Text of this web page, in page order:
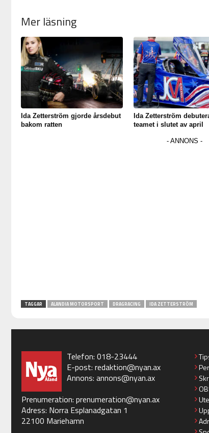
Mer läsning
Ida Zetterström gjorde årsdebut
bakom ratten
Ida Zetterström
teamet i slutet av april
TAGGAR ALANDIA MOTORSPORT DRAGRACING IDA ZETTERSTRÖM
Telefon: 018-23444
E-post: redaktion@nyan.ax
Annons: annons@nyan.ax
Prenumeration: prenumeration@nyan.ax
Adress: Norra Esplanadgatan 1
22100 Mariehamn